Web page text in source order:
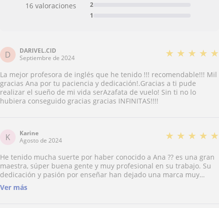
16 valoraciones
1
2
D
DARIVEL.CID
Septiembre de 2024
★ ★ ★ ★ ★
La mejor profesora de inglés que he tenido !!! recomendable!!! Mil
gracias Ana por tu paciencia y dedicación!.Gracias a ti pude
realizar el sueño de mi vida serAzafata de vuelo! Sin ti no lo
hubiera conseguido gracias gracias INFINITAS!!!!
K
Karine
Agosto de 2024
★ ★ ★ ★ ★
He tenido mucha suerte por haber conocido a Ana ?? es una gran
maestra, súper buena gente y muy profesional en su trabajo. Su
dedicación y pasión por enseñar han dejado una marca muy
importante en mi vida. Siempre me acuerdo de ti con mucho amor
y cariño. Gracias por estar en mi vida y creer en mi. Te quiero
Ver más